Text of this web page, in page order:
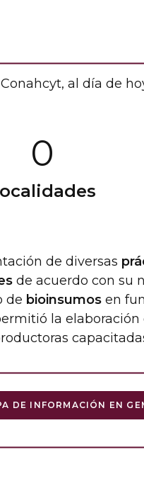
al día de
0
de diversas
de acuerdo con su
de bioinsumos en
la elaboración
DE INFORMACIÓN EN